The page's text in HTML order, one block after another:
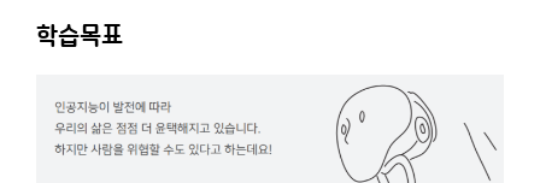
학습목표